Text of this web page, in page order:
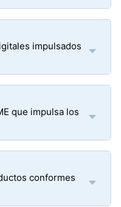
impulsados
que impulsa los
conformes